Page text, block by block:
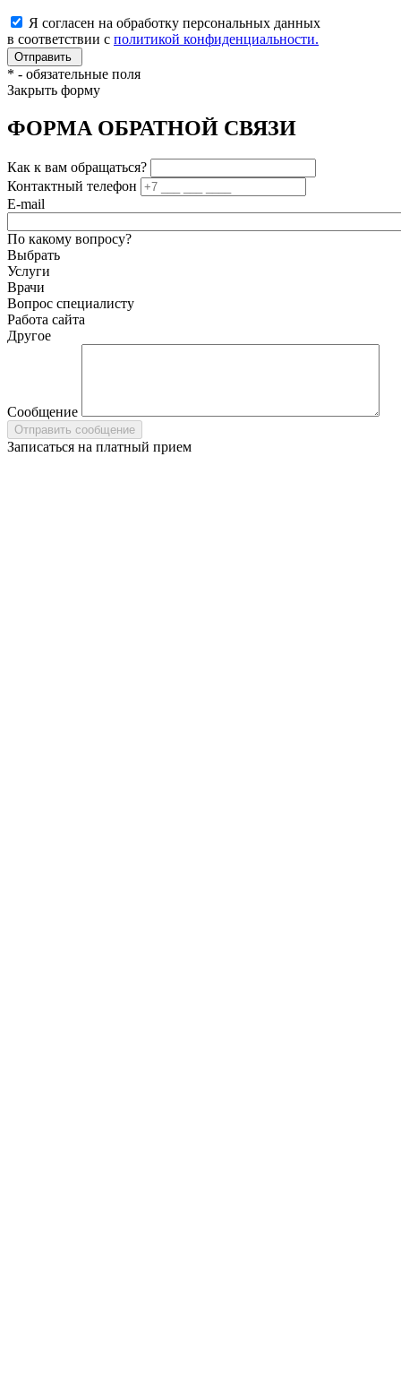
Я согласен на обработку персональных данных
в соответствии с политикой конфиденциальности.
* - обязательные поля
Закрыть форму
ФОРМА ОБРАТНОЙ СВЯЗИ
Как к вам обращаться?
Контактный телефон
E-mail
По какому вопросу?
Выбрать
Услуги
Врачи
Вопрос специалисту
Работа сайта
Другое
Сообщение
Записаться на платный прием